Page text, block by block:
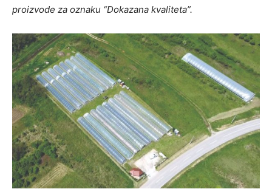
proizvode za oznaku “Dokazana kvaliteta”.